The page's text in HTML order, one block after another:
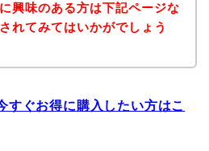
興味のある方は下記ページな
れてみてはいかがでしょう
すぐお得に購入したい方はこ